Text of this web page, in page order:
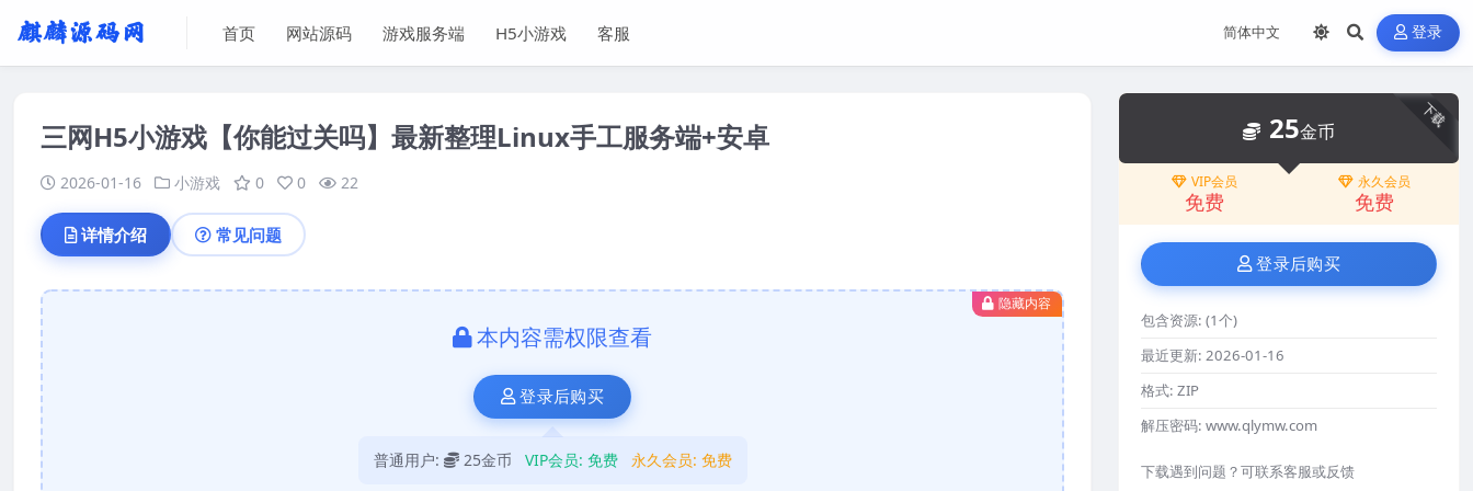
首页 网站源码 游戏服务端 H5小游戏 客服 登录
三网H5小游戏【你能过关吗】最新整理Linux手工服务端+安卓
2026-01-16 小游戏 0 0 22
详情介绍 常见问题
隐藏内容
本内容需权限查看
登录后购买
普通用户: 25金币 VIP会员: 免费 永久会员: 免费
下载
25金币
VIP会员
免费
永久会员
免费
登录后购买
包含资源: (1个)
最近更新: 2026-01-16
格式: ZIP
解压密码: www.qlymw.com
下载遇到问题？可联系客服或反馈